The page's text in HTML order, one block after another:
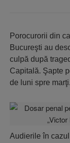
Porocurorii din
Bucureşti au
culpă după
Capitală. Şapte
de luni spre marţi.
Audierile în